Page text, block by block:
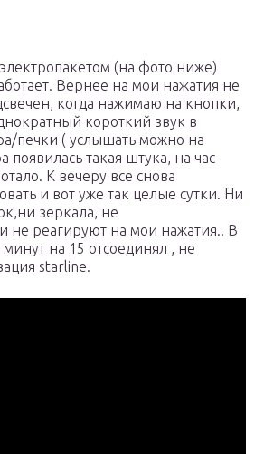
(на фото ниже)
Вернее на мои нажатия не
когда нажимаю на кнопки,
короткий звук в
печки ( услышать можно на
появилась такая штука, на час
К вечеру все снова
и вот уже так целые сутки. Ни
зеркала, не
не реагируют на мои нажатия.. В
на 15 отсоединял , не
starline.